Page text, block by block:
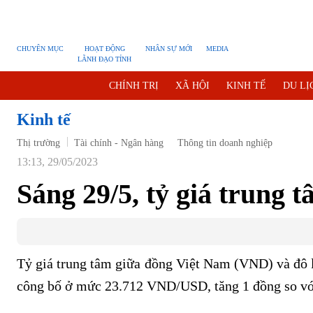
CHUYÊN MỤC
HOẠT ĐỘNG
LÃNH ĐẠO TỈNH
NHÂN SỰ MỚI MEDIA
CHÍNH TRỊ XÃ HỘI KINH TẾ DU
TRƯỜNG SA BIỂN ĐẢO QUÊ HƯƠNG CHUNG
XÂY DỰNG KHÁNH HÒA TRỞ THÀNH THÀNH
Kinh tế
Thị trường Tài chính - Ngân hàng Thông tin doanh nghiệp
13:13, 29/05/2023
Sáng 29/5, tỷ giá trung
Tỷ giá trung tâm giữa đồng Việt Nam (VND) và
công bố ở mức 23.712 VND/USD, tăng 1 đồng so